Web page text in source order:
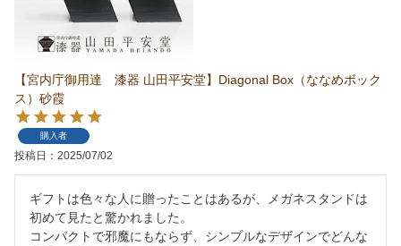
【宮内庁御用達 漆器 山田平安堂】Diagonal Box（ななめボック
ス）砂霞
購入者
投稿日 2025/07/02
ギフトは色々な人に贈ったことはあるが、メガネスタンドは
初めて見たと驚かれました。
コンパクトで邪魔にもならず、シンプルなデザインでどんな